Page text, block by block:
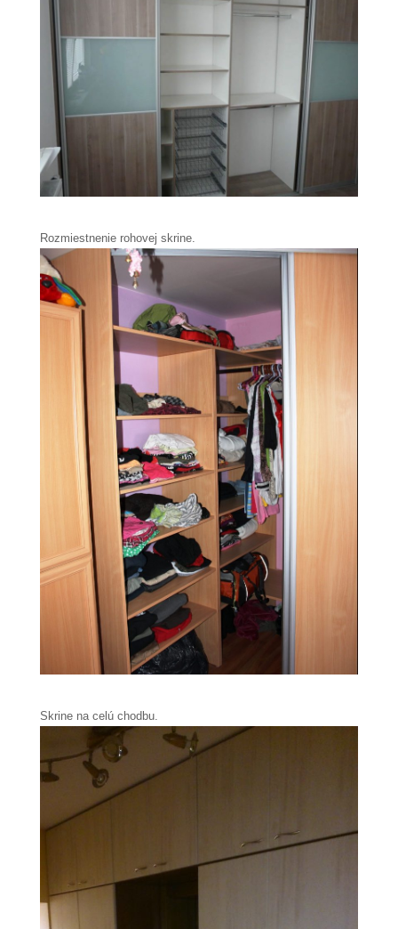
Rozmiestnenie rohovej skrine.
Skrine na celú chodbu.